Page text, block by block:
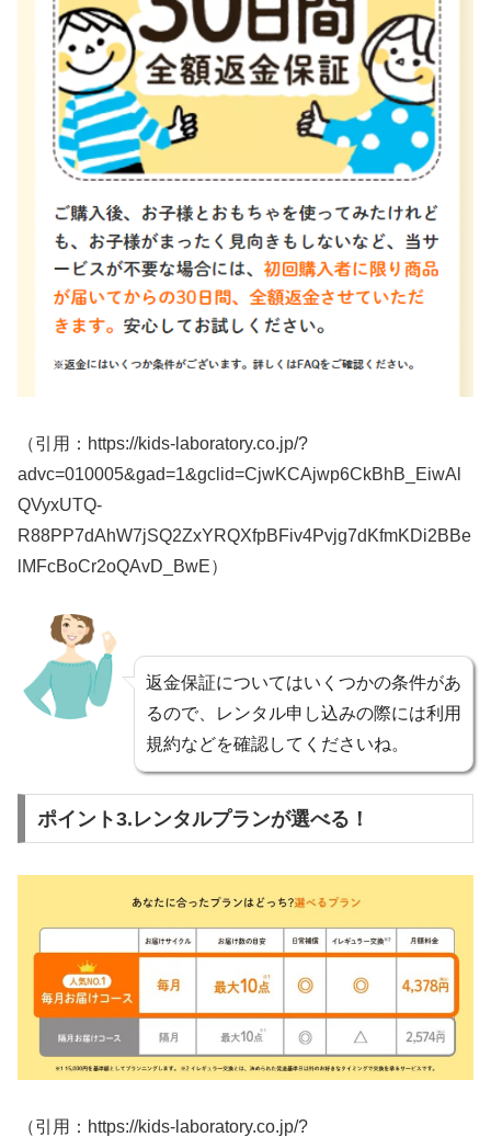
（引用：https://kids-laboratory.co.jp/?
advc=010005&gad=1&gclid=CjwKCAjwp6CkBhB_EiwAl
QVyxUTQ-
R88PP7dAhW7jSQ2ZxYRQXfpBFiv4Pvjg7dKfmKDi2BBe
lMFcBoCr2oQAvD_BwE）
返金保証についてはいくつかの条件があ
るので、レンタル申し込みの際には利用
規約などを確認してくださいね。
ポイント3.レンタルプランが選べる！
（引用：https://kids-laboratory.co.jp/?